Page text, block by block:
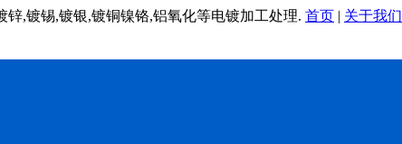
,镀锡,镀银,镀铜镍铬,铝氧化等电镀加工处理. 首页 | 关于我们